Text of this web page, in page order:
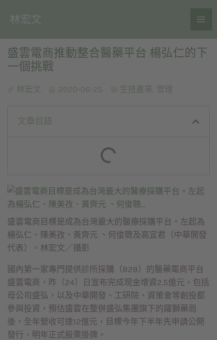
林宏文
盛雲電商推動整合醫藥平台 楊弘仁的下
一個挑戰
林宏文 2020-06-25 生技產業, 管理
文章目錄
盛雲電商目標是成為台灣最大的醫療採購平台。左起為
楊弘仁、陳美孜、黃齊元 、何俊聰及高宜君（中華開發
代表）。林宏文／攝影
國內第一家專門提供診所採購（B2B）的醫藥電商平台
盛雲電商，昨（24）日宣布完成現金增資2.5億元，包括
母公司盛弘，以及中華開發、工研院、資策會等創投都
參與投資，預估盛雲在整併盛弘集團旗下的躍獅藥局
後，全年營收可達12億元，目標今年下半年先申請公開
發行、明年正式股票掛牌。